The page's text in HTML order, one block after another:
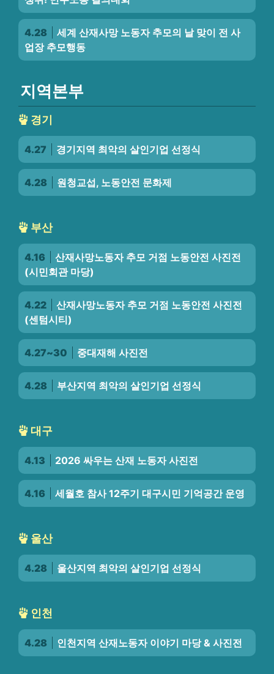
4.28
세계 산재사망 노동자 추모의 날 맞이 전 사
업장 추모행동
지역본부
경기
4.27 경기지역 최악의 살인기업 선정식
4.28 원청교섭, 노동안전 문화제
부산
4.16
산재사망노동자 추모 거점 노동안전 사진전
(시민회관 마당)
4.22
산재사망노동자 추모 거점 노동안전 사진전
(센텀시티)
4.27~30 중대재해 사진전
4.28 부산지역 최악의 살인기업 선정식
대구
4.13 2026 싸우는 산재 노동자 사진전
4.16 세월호 참사 12주기 대구시민 기억공간 운영
울산
4.28 울산지역 최악의 살인기업 선정식
인천
4.28 인천지역 산재노동자 이야기 마당 & 사진전